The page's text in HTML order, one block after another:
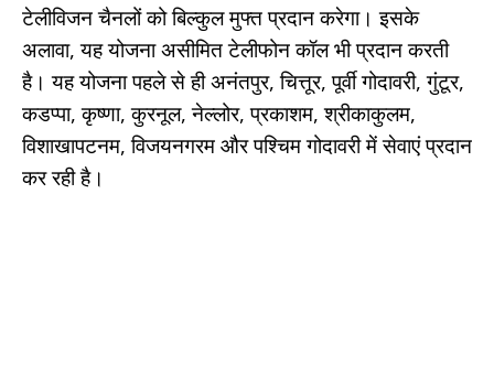
टेलीविजन चैनलों को बिल्कुल मुफ्त प्रदान करेगा। इसके
अलावा, यह योजना असीमित टेलीफोन कॉल भी प्रदान करती
है। यह योजना पहले से ही अनंतपुर, चित्तूर, पूर्वी गोदावरी, गुंटूर,
कडप्पा, कृष्णा, कुरनूल, नेल्लोर, प्रकाशम, श्रीकाकुलम,
विशाखापटनम, विजयनगरम और पश्चिम गोदावरी में सेवाएं प्रदान
कर रही है।